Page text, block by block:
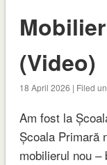
(Video)
18 April 2026 | Filed
Am fost la
Școala Primară
mobilierul nou